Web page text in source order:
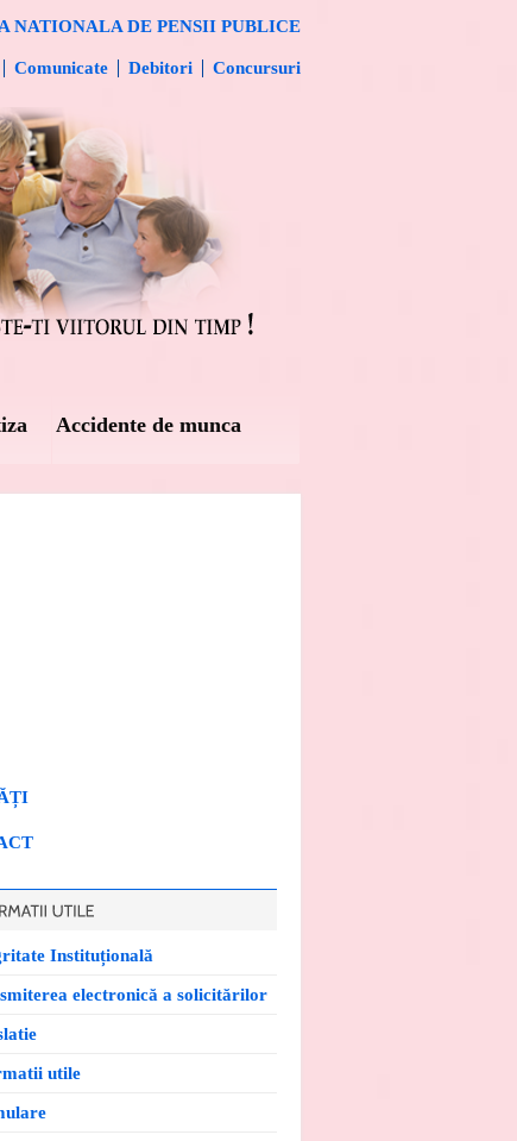
NATIONALA DE PENSII PUBLICE
Comunicate Debitori Concursuri
Accidente de munca
Instituțională
electronică a solicitărilor
utile